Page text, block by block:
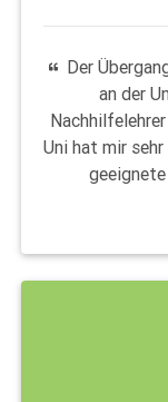
Der
an der
Uni hat mir